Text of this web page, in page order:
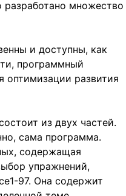
разработано множество
и доступны, как
программный
оптимизации развития
из двух частей.
сама программа.
содержащая
упражнений,
97. Она содержит